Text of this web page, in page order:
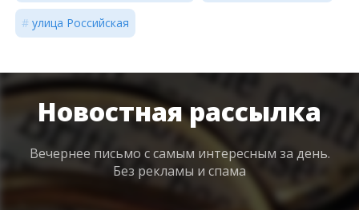
улица Российская
Новостная рассылка
Вечернее письмо с самым интересным за день.
Без рекламы и спама